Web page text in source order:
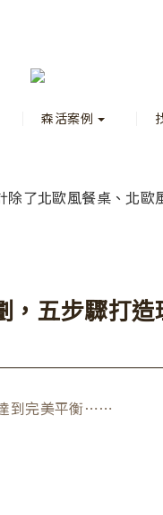
森活案例
五步驟打
到完美平衡⋯⋯